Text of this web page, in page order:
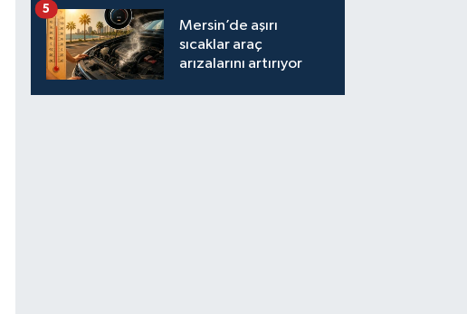
Mersin’de aşırı
sıcaklar araç
arızalarını artırıyor
5